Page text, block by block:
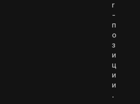
r
-
п
о
з
и
ц
и
и
.